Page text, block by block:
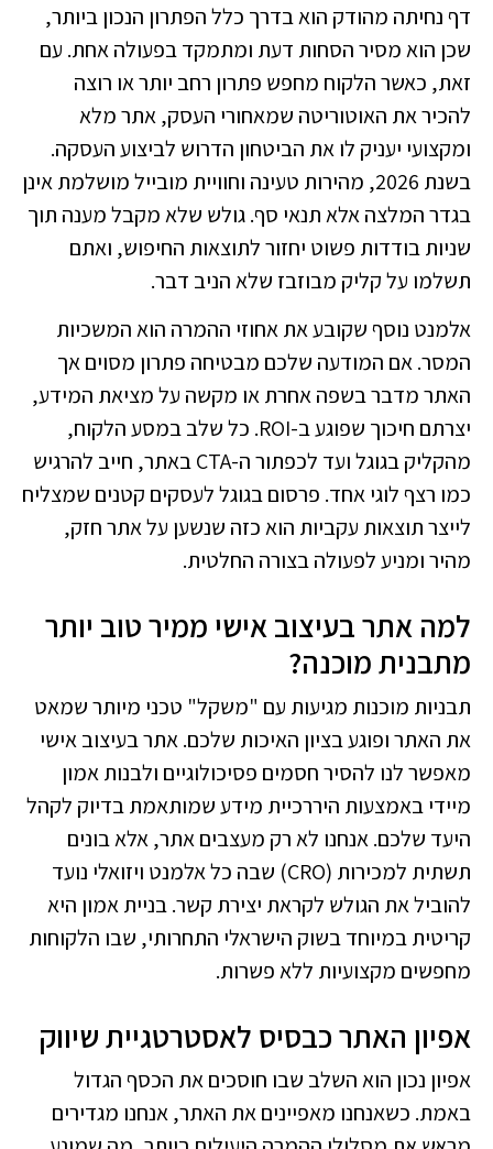
דף נחיתה מהודק הוא בדרך כלל הפתרון הנכון ביותר,
שכן הוא מסיר הסחות דעת ומתמקד בפעולה אחת. עם
זאת, כאשר הלקוח מחפש פתרון רחב יותר או רוצה
להכיר את האוטוריטה שמאחורי העסק, אתר מלא
ומקצועי יעניק לו את הביטחון הדרוש לביצוע העסקה.
בשנת 2026, מהירות טעינה וחוויית מובייל מושלמת אינן
בגדר המלצה אלא תנאי סף. גולש שלא מקבל מענה תוך
שניות בודדות פשוט יחזור לתוצאות החיפוש, ואתם
תשלמו על קליק מבוזבז שלא הניב דבר.
אלמנט נוסף שקובע את אחוזי ההמרה הוא המשכיות
המסר. אם המודעה שלכם מבטיחה פתרון מסוים אך
האתר מדבר בשפה אחרת או מקשה על מציאת המידע,
יצרתם חיכוך שפוגע ב-ROI. כל שלב במסע הלקוח,
מהקליק בגוגל ועד לכפתור ה-CTA באתר, חייב להרגיש
כמו רצף לוגי אחד. פרסום בגוגל לעסקים קטנים שמצליח
לייצר תוצאות עקביות הוא כזה שנשען על אתר חזק,
מהיר ומניע לפעולה בצורה החלטית.
למה אתר בעיצוב אישי ממיר טוב יותר
מתבנית מוכנה?
תבניות מוכנות מגיעות עם "משקל" טכני מיותר שמאט
את האתר ופוגע בציון האיכות שלכם. אתר בעיצוב אישי
מאפשר לנו להסיר חסמים פסיכולוגיים ולבנות אמון
מיידי באמצעות היררכיית מידע שמותאמת בדיוק לקהל
היעד שלכם. אנחנו לא רק מעצבים אתר, אלא בונים
תשתית למכירות (CRO) שבה כל אלמנט ויזואלי נועד
להוביל את הגולש לקראת יצירת קשר. בניית אמון היא
קריטית במיוחד בשוק הישראלי התחרותי, שבו הלקוחות
מחפשים מקצועיות ללא פשרות.
אפיון האתר כבסיס לאסטרטגיית שיווק
אפיון נכון הוא השלב שבו חוסכים את הכסף הגדול
באמת. כשאנחנו מאפיינים את האתר, אנחנו מגדירים